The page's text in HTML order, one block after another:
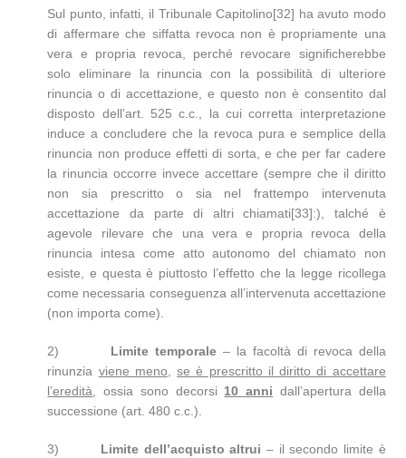
Sul punto, infatti, il Tribunale Capitolino[32] ha avuto modo
di affermare che siffatta revoca non è propriamente una
vera e propria revoca, perché revocare significherebbe
solo eliminare la rinuncia con la possibilità di ulteriore
rinuncia o di accettazione, e questo non è consentito dal
disposto dell’art. 525 c.c., la cui corretta interpretazione
induce a concludere che la revoca pura e semplice della
rinuncia non produce effetti di sorta, e che per far cadere
la rinuncia occorre invece accettare (sempre che il diritto
non sia prescritto o sia nel frattempo intervenuta
accettazione da parte di altri chiamati[33]:), talché è
agevole rilevare che una vera e propria revoca della
rinuncia intesa come atto autonomo del chiamato non
esiste, e questa è piuttosto l’effetto che la legge ricollega
come necessaria conseguenza all’intervenuta accettazione
(non importa come).
2) Limite temporale– la facoltà di revoca della
rinunzia viene meno ,se è prescritto il diritto di accettare
l’eredità , ossia sono decorsi 10 anni dall’apertura della
successione (art. 480 c.c.).
3) Limite dell’acquisto altrui – il secondo limite è